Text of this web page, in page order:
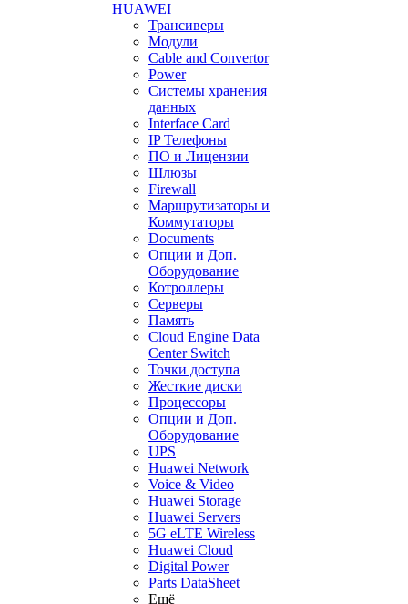
HUAWEI
Трансиверы
Модули
Cable and Convertor
Power
Системы хранения
данных
Interface Card
IP Телефоны
ПО и Лицензии
Шлюзы
Firewall
Маршрутизаторы и
Коммутаторы
Documents
Опции и Доп.
Оборудование
Котроллеры
Серверы
Память
Cloud Engine Data
Center Switch
Точки доступа
Жесткие диски
Процессоры
Опции и Доп.
Оборудование
UPS
Huawei Network
Voice & Video
Huawei Storage
Huawei Servers
5G eLTE Wireless
Huawei Cloud
Digital Power
Parts DataSheet
Ещё